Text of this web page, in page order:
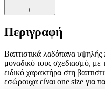
+
Περιγραφή
Βαπτιστικά λαδόπανα υψηλής
μοναδικό τους σχεδιασμό, με
ειδικό χαρακτήρα στη
εσώρουχα είναι one size για